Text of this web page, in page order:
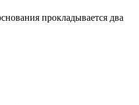
прокладывается два